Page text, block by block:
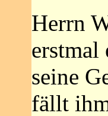
Herrn
erstmal
seine
fällt